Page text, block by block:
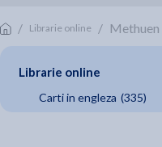
/ Librarie online /
Librarie online
Carti in engleza (335)